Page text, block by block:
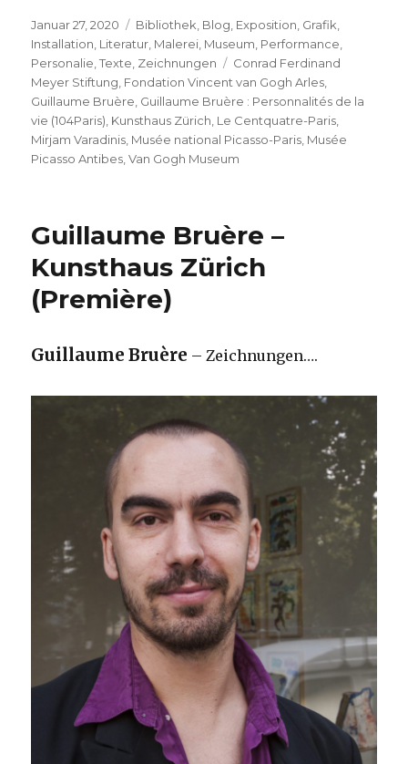
Veröffentlicht
am
Januar 27, 2020 Kategorien
Bibliothek, Blog, Exposition, Grafik,
Installation, Literatur, Malerei, Museum, Performance,
Personalie,Texte, Zeichnungen Schlagwörter
Conrad Ferdinand
Meyer Stiftung, Fondation Vincent van Gogh Arles,
Guillaume Bruère, Guillaume Bruère : Personnalités de la
vie (104Paris), Kunsthaus Zürich, Le Centquatre-Paris,
Mirjam Varadinis, Musée national Picasso-Paris, Musée
Picasso Antibes,Van Gogh Museum
Guillaume Bruère –
Kunsthaus Zürich
(Première)
Guillaume Bruère – Zeichnungen….